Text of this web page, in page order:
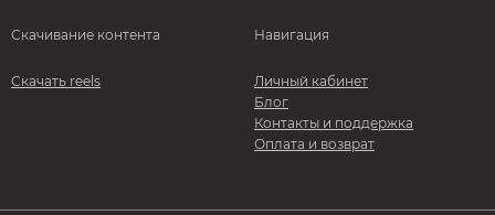
Скачивание контента
Скачать reels
Навигация
Личный кабинет
Блог
Контакты и поддержка
Оплата и возврат